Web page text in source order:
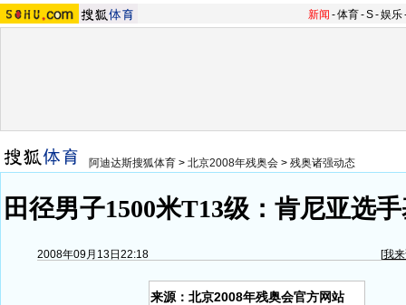
新闻 -体育-S-娱乐
阿迪达斯搜狐体育 > 北京2008年残奥会 > 残奥诸强动态
田径男子1500米T13级：肯尼亚选
2008年09月13日22:18 [我
来源：北京2008年残奥会官方网站